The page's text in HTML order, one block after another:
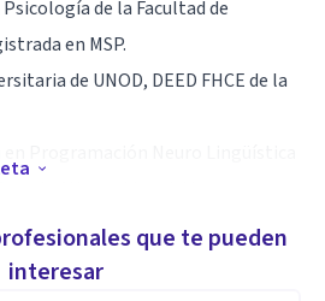
de la Facultad de
en MSP.
de UNOD, DEED FHCE de la
Unidos como Practitioner. Y del
Psicología y Socioterapia en
que te pueden
interesar